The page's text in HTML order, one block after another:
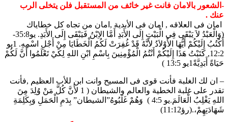
-الشعور بالامان فانت غير خائف من المستقبل فلن يتخلى الرب
عنك .
امان فى العلاقه , امان فى الأبدية ,امان من تجاه كل خطاياك
(وَالْعَبْدُ لاَ يَبْقَى فِي الْبَيْتِ إِلَى الأَبَدِ أَمَّا الاِبْنُ فَيَبْقَى إِلَى الأَبَدِ. يو35:8-
أَكْتُبُ إِلَيْكُمْ أَيُّهَا الأَوْلاَدُ لأَنَّهُ قَدْ غُفِرَتْ لَكُمُ الْخَطَايَا مِنْ أَجْلِ اسْمِهِ. 1يو
12:2, كَتَبْتُ هَذَا إِلَيْكُمْ أَنْتُمُ الْمُؤْمِنِينَ بِاسْمِ ابْنِ اللهِ لِكَيْ تَعْلَمُوا أَنَّ لَكُمْ
حَيَاةً أَبَدِيَّةً1يو 13:5 )
– ان لك الغلبة فأنت قوى فى المسيح وانت ابن للأب العظيم ,فأنت
تقدر على غلبة الخطية والعالم والشيطان ( 1 لأَنَّ كُلَّ مَنْ وُلِدَ مِنَ
اللهِ يَغْلِبُ الْعَالَمَ.يو 4:5 ) وَهُمْ غَلَبُوهُ”الشيطان” بِدَمِ الْحَمَلِ وَبِكَلِمَةِ
شَهَادَتِهِمْ،.(رؤ11:12)